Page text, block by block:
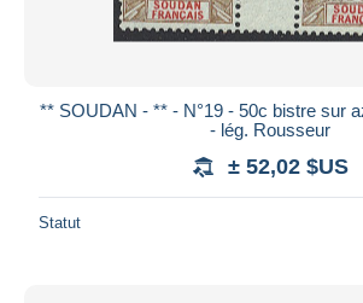
** SOUDAN - ** - N°19 - 50c bistre sur
- lég. Rousseur
± 52,02 $US
Statut